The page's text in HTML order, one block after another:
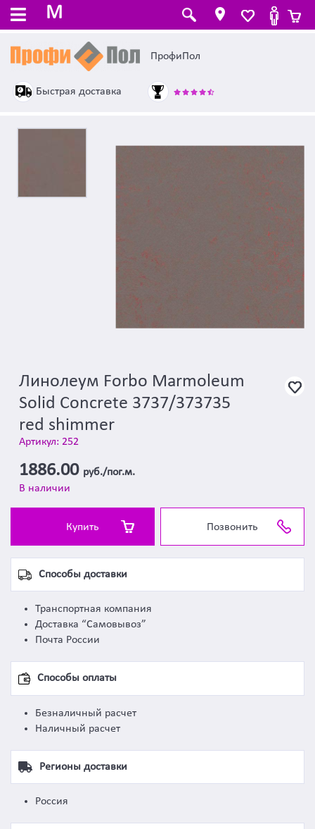
M
ПрофиПол
Быстрая доставка
Линолеум Forbo Marmoleum
Solid Concrete 3737/373735
red shimmer
Артикул: 252
1886.00 руб./пог.м.
В наличии
Купить Позвонить
Способы доставки
Транспортная компания
Доставка “Самовывоз”
Почта России
Способы оплаты
Безналичный расчет
Наличный расчет
Регионы доставки
Россия